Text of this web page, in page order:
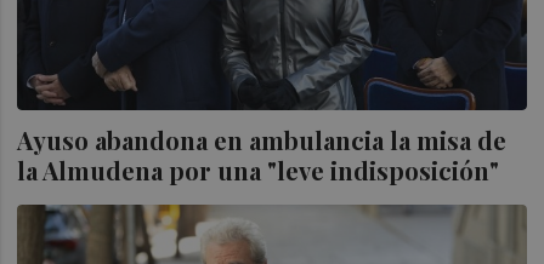
Ayuso abandona en ambulancia la misa de
la Almudena por una "leve indisposición"